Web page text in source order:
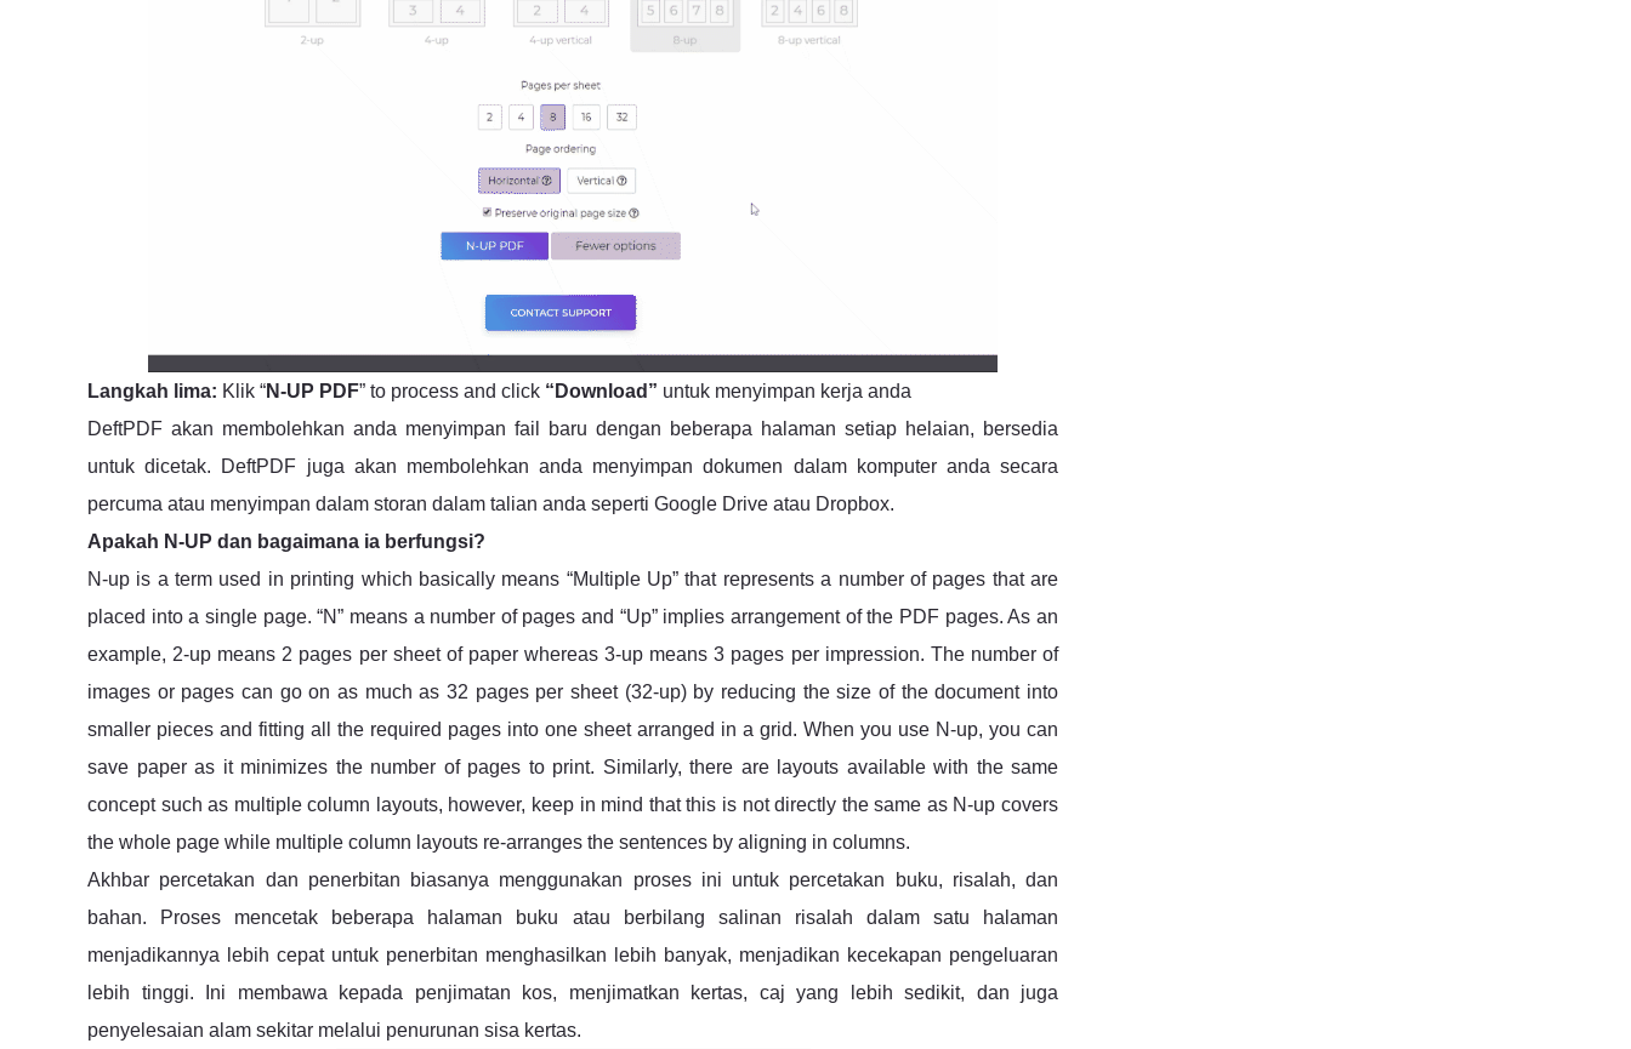
Langkah lima: Klik “N-UP PDF” to process and click “Download” untuk menyimpan kerja anda
DeftPDF akan membolehkan anda menyimpan fail baru dengan beberapa halaman setiap helaian, bersedia
untuk dicetak. DeftPDF juga akan membolehkan anda menyimpan dokumen dalam komputer anda secara
percuma atau menyimpan dalam storan dalam talian anda seperti Google Drive atau Dropbox.
Apakah N-UP dan bagaimana ia berfungsi?
N-up is a term used in printing which basically means “Multiple Up” that represents a number of pages that are
placed into a single page. “N” means a number of pages and “Up” implies arrangement of the PDF pages. As an
example, 2-up means 2 pages per sheet of paper whereas 3-up means 3 pages per impression. The number of
images or pages can go on as much as 32 pages per sheet (32-up) by reducing the size of the document into
smaller pieces and fitting all the required pages into one sheet arranged in a grid. When you use N-up, you can
save paper as it minimizes the number of pages to print. Similarly, there are layouts available with the same
concept such as multiple column layouts, however, keep in mind that this is not directly the same as N-up covers
the whole page while multiple column layouts re-arranges the sentences by aligning in columns.
Akhbar percetakan dan penerbitan biasanya menggunakan proses ini untuk percetakan buku, risalah, dan
bahan. Proses mencetak beberapa halaman buku atau berbilang salinan risalah dalam satu halaman
menjadikannya lebih cepat untuk penerbitan menghasilkan lebih banyak, menjadikan kecekapan pengeluaran
lebih tinggi. Ini membawa kepada penjimatan kos, menjimatkan kertas, caj yang lebih sedikit, dan juga
penyelesaian alam sekitar melalui penurunan sisa kertas.